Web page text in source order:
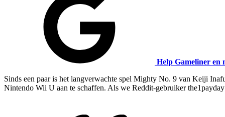
Help Gameliner en
Sinds een paar is het langverwachte spel Mighty No. 9 van Keiji
Nintendo Wii U aan te schaffen. Als we Reddit-gebruiker